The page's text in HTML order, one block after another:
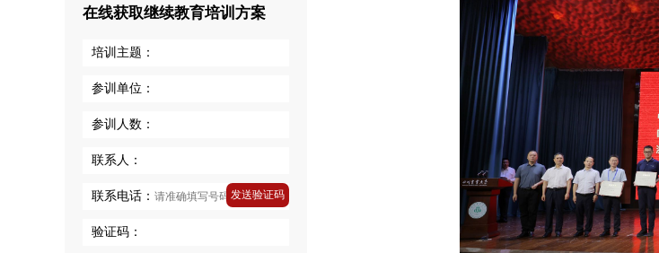
在线获取继续教育培训方案
培训主题：
参训单位：
参训人数：
联系人：
联系电话： 发送验证码
验证码：